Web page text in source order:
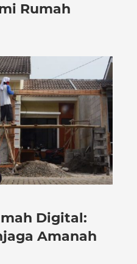
Rumah
Digital:
Amanah